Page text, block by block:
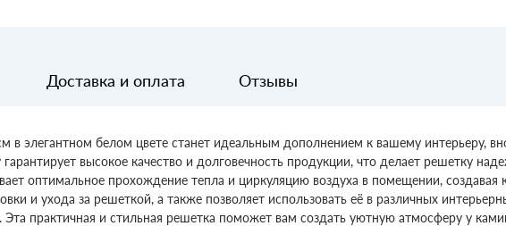
Доставка и оплата Отзывы
в элегантном белом цвете станет идеальным дополнением к вашему интерьеру,
гарантирует высокое качество и долговечность продукции, что делает решетку
оптимальное прохождение тепла и циркуляцию воздуха в помещении,
и ухода за решеткой, а также позволяет использовать её в различных
практичная и стильная решетка поможет вам создать уютную атмосферу у